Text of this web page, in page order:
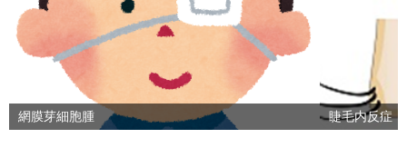
網膜芽細胞腫 睫毛内反症